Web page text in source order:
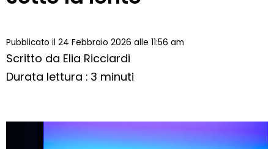
Pubblicato il 24 Febbraio 2026 alle 11:56 am
Scritto da Elia Ricciardi
Durata lettura : 3 minuti